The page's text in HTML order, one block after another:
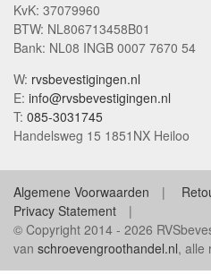
KvK: 37079960
BTW: NL806713458B01
Bank: NL08 INGB 0007 7670 54
W: rvsbevestigingen.nl
E: info@rvsbevestigingen.nl
T: 085-3031745
Handelsweg 15 1851NX Heiloo
Algemene Voorwaarden
Privacy Statement
© Copyright 2014 - 2026
van schroevengroothandel.nl, alle